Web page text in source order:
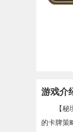
游戏介
【秘
的卡牌策